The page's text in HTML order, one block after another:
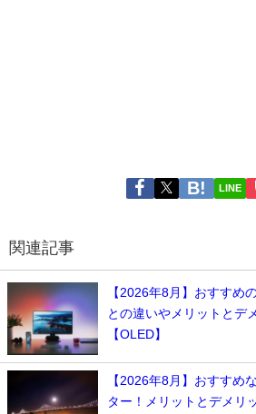
LINE
関連記事
【2026年8月】おすすめ
との違いやメリットとデ
【OLED】
【2026年8月】おすすめ
ター！メリットとデメリ